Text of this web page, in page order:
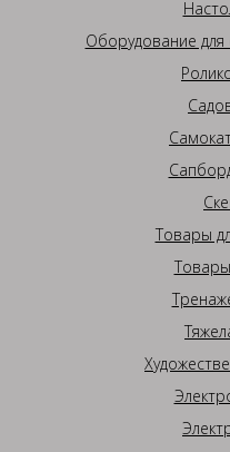
Оборудование для
Товары